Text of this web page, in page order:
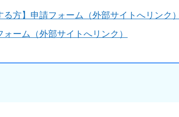
方】申請フォーム（外部サイトへリンク）
ーム（外部サイトへリンク）